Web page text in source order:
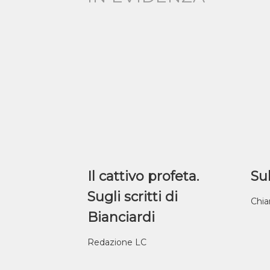
Il cattivo profeta.
Sugli scritti di
Bianciardi
Redazione LC